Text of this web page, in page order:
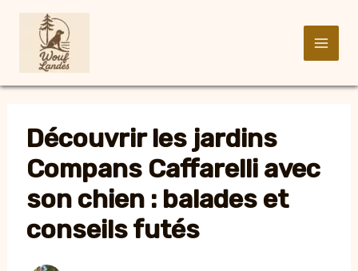
Aller
contenuDécouvrir les jardins
Compans Caffarelli avec
son chien : balades et
conseils futés